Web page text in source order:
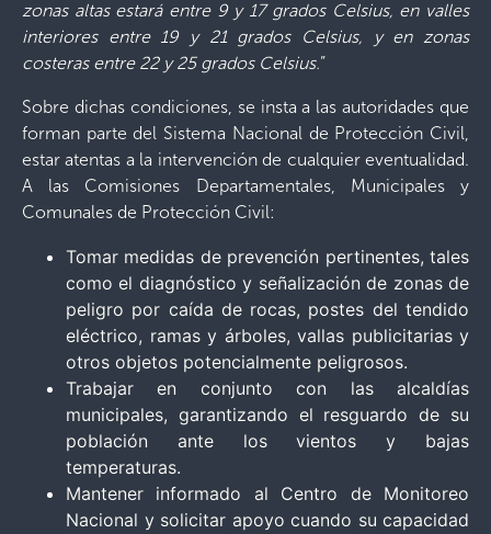
zonas altas estará entre 9 y 17 grados Celsius, en valles
interiores entre 19 y 21 grados Celsius, y en zonas
costeras entre 22 y 25 grados Celsius.”
Sobre dichas condiciones, se insta a las autoridades que
forman parte del Sistema Nacional de Protección Civil,
estar atentas a la intervención de cualquier eventualidad.
A las Comisiones Departamentales, Municipales y
Comunales de Protección Civil:
Tomar medidas de prevención pertinentes, tales
como el diagnóstico y señalización de zonas de
peligro por caída de rocas, postes del tendido
eléctrico, ramas y árboles, vallas publicitarias y
otros objetos potencialmente peligrosos.
Trabajar en conjunto con las alcaldías
municipales, garantizando el resguardo de su
población ante los vientos y bajas
temperaturas.
Mantener informado al Centro de Monitoreo
Nacional y solicitar apoyo cuando su capacidad